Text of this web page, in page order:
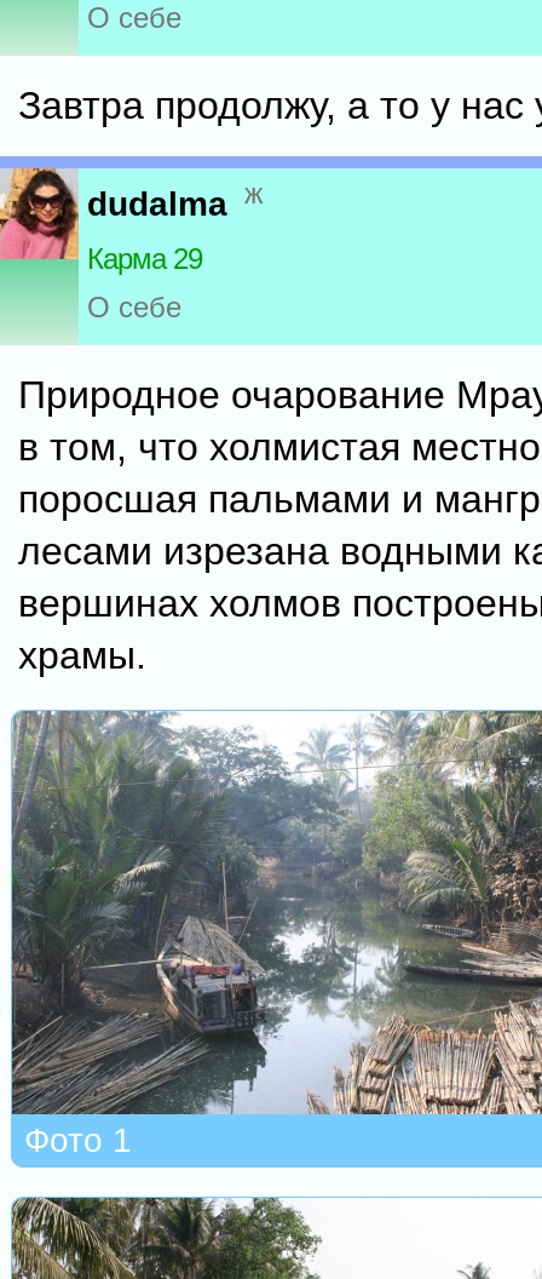
О себе
Завтра продолжу, а то у нас
dudalma ж
Карма 29
О себе
Природное очарование
в том, что холмистая
поросшая пальмами и
лесами изрезана водными
вершинах холмов
храмы.
Фото 1